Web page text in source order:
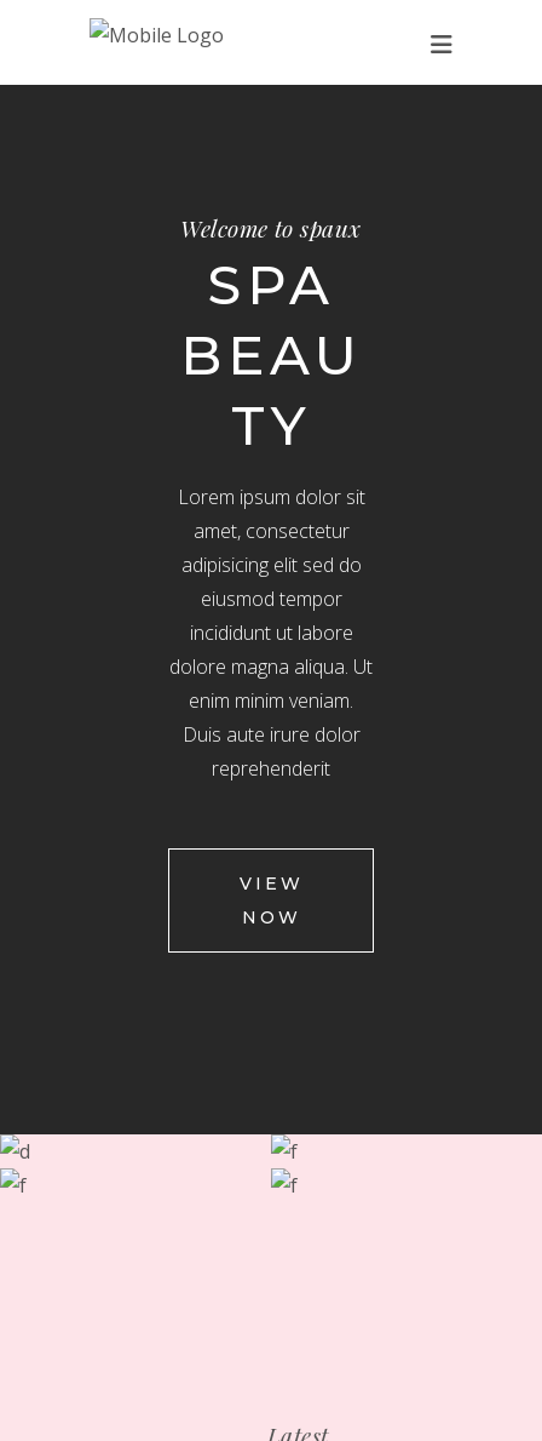
Welcome to spaux
SPA
BEAU
TY
Lorem ipsum dolor sit
amet, consectetur
adipisicing elit sed do
eiusmod tempor
incididunt ut labore
dolore magna aliqua. Ut
enim minim veniam.
Duis aute irure dolor
reprehenderit
VIEW
NOW